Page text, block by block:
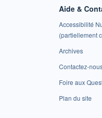
Aide &
Accessibilité
(partiellement
Archives
Contactez-
Foire aux
Plan du site